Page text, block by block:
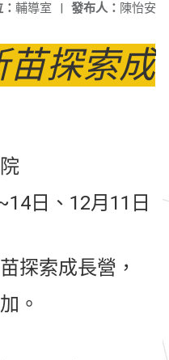
發布人： 陳怡安
輔導室 |
探索成
日、12月11日
探索成長營，
。